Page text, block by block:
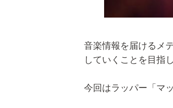
音楽情報を届けるメ
していくことを目指
今回はラッパー「マ